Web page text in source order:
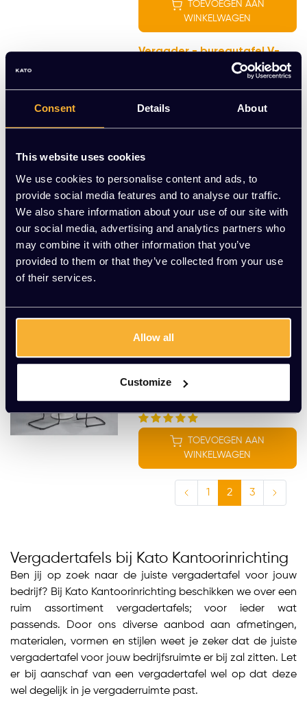
Consent Details About
This website uses cookies
We use cookies to personalise content and ads, to
provide social media features and to analyse our traffic.
We also share information about your use of our site with
our social media, advertising and analytics partners who
may combine it with other information that you’ve
provided to them or that they’ve collected from your use
of their services.
Allow all
Customize
TOEVOEGEN AAN
WINKELWAGEN
Vergader - bureautafel V-
Vergader- bureautafel V-
poot 120x80cm
EUR 299,00 Excl. btw
TOEVOEGEN AAN
WINKELWAGEN
Ronde vergadertafel 120cm
(349,69 Incl. btw)
TOEVOEGEN AAN
WINKELWAGEN
1 2 3
Vergadertafels bij Kato Kantoorinrichting
Ben jij op zoek naar de juiste vergadertafel voor jouw
bedrijf? Bij Kato Kantoorinrichting beschikken we over een
ruim assortiment vergadertafels; voor ieder wat
passends. Door ons diverse aanbod aan afmetingen,
materialen, vormen en stijlen weet je zeker dat de juiste
vergadertafel voor jouw bedrijfsruimte er bij zal zitten. Let
er bij aanschaf van een vergadertafel wel op dat deze
wel degelijk in je vergaderruimte past.